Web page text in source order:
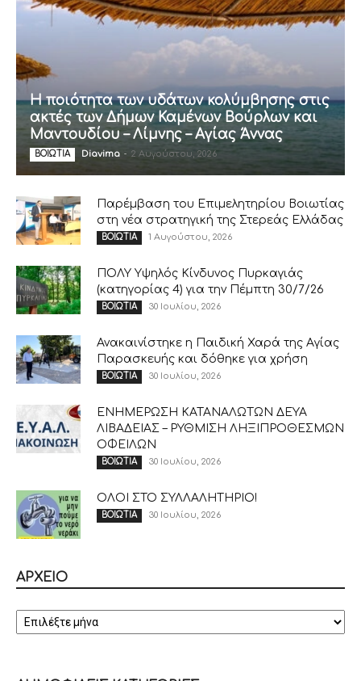
Η ποιότητα των υδάτων κολύμβησης στις
ακτές των Δήμων Καμένων Βούρλων και
Μαντουδίου – Λίμνης – Αγίας Άννας
ΒΟΙΩΤΙΑ Diavima - 2 Αυγούστου, 2026
Παρέμβαση του Επιμελητηρίου Βοιωτίας
στη νέα στρατηγική της Στερεάς Ελλάδας
ΒΟΙΩΤΙΑ 1 Αυγούστου, 2026
ΠΟΛΥ Υψηλός Κίνδυνος Πυρκαγιάς
(κατηγορίας 4) για την Πέμπτη 30/7/26
ΒΟΙΩΤΙΑ 30 Ιουλίου, 2026
Ανακαινίστηκε η Παιδική Χαρά της Αγίας
Παρασκευής και δόθηκε για χρήση
ΒΟΙΩΤΙΑ 30 Ιουλίου, 2026
ΕΝΗΜΕΡΩΣΗ ΚΑΤΑΝΑΛΩΤΩΝ ΔΕΥΑ
ΛΙΒΑΔΕΙΑΣ – ΡΥΘΜΙΣΗ ΛΗΞΙΠΡΟΘΕΣΜΩΝ
ΟΦΕΙΛΩΝ
ΒΟΙΩΤΙΑ 30 Ιουλίου, 2026
ΟΛΟΙ ΣΤΟ ΣΥΛΛΑΛΗΤΗΡΙΟ!
ΒΟΙΩΤΙΑ 30 Ιουλίου, 2026
ΑΡΧΕΙΟ